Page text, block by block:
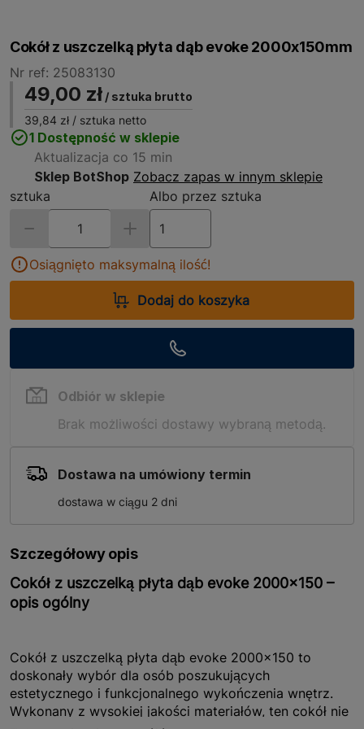
Cokół z uszczelką płyta dąb evoke 2000x150mm
Nr ref: 25083130
49,00 zł / sztuka brutto
39,84 zł / sztuka netto
1 Dostępność w sklepie
Aktualizacja co 15 min
Sklep BotShop Zobacz zapas w innym sklepie
sztuka
Albo przez sztuka
Osiągnięto maksymalną ilość!
Dodaj do koszyka
Odbiór w sklepie
Brak możliwości dostawy wybraną metodą.
Dostawa na umówiony termin
dostawa w ciągu 2 dni
Szczegółowy opis
Cokół z uszczelką płyta dąb evoke 2000x150 –
opis ogólny
Cokół z uszczelką płyta dąb evoke 2000x150 to
doskonały wybór dla osób poszukujących
estetycznego i funkcjonalnego wykończenia wnętrz.
Wykonany z wysokiej jakości materiałów, ten cokół nie